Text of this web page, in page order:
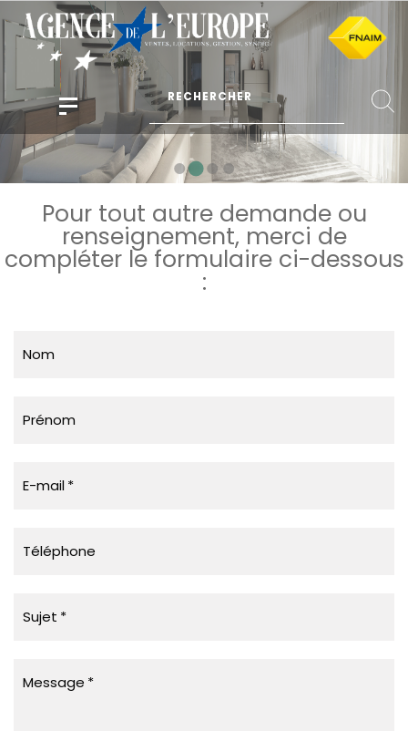
Pour tout autre demande ou
renseignement, merci de
compléter le formulaire ci-dessous
:
Nom
Prénom
E-mail
Téléphone
Sujet
Message